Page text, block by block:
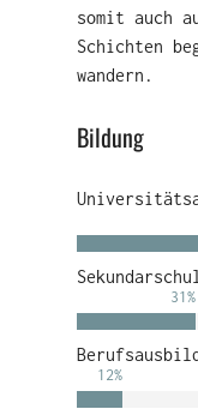
somit auch
Schichten
wandern.
Bildung
31%
12%